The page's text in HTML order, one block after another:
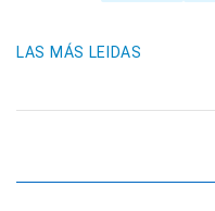
LAS MÁS LEIDAS